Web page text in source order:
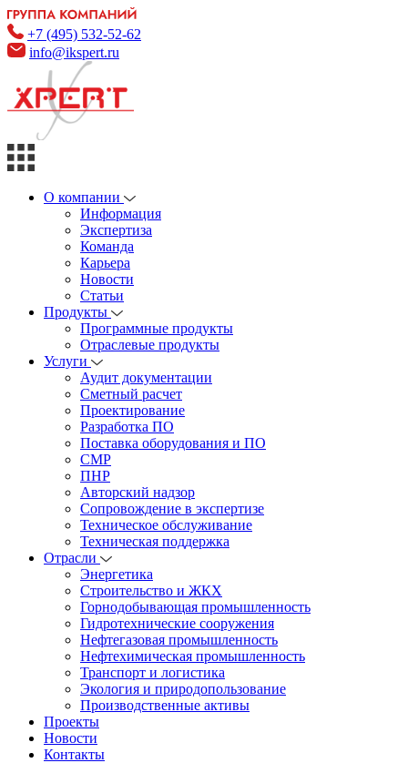
+7 (495) 532-52-62
info@ikspert.ru
О компании
Информация
Экспертиза
Команда
Карьера
Новости
Статьи
Продукты
Программные продукты
Отраслевые продукты
Услуги
Аудит документации
Сметный расчет
Проектирование
Разработка ПО
Поставка оборудования и ПО
СМР
ПНР
Авторский надзор
Сопровождение в экспертизе
Техническое обслуживание
Техническая поддержка
Отрасли
Энергетика
Строительство и ЖКХ
Горнодобывающая промышленность
Гидротехнические сооружения
Нефтегазовая промышленность
Нефтехимическая промышленность
Транспорт и логистика
Экология и природопользование
Производственные активы
Проекты
Новости
Контакты